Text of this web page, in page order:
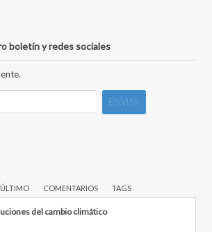
boletín y redes sociales
COMENTARIOS TAGS
del cambio climático